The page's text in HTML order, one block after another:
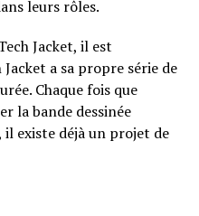
leurs rôles.
Jacket, il est
a sa propre série de
Chaque fois que
la bande dessinée
existe déjà un projet de